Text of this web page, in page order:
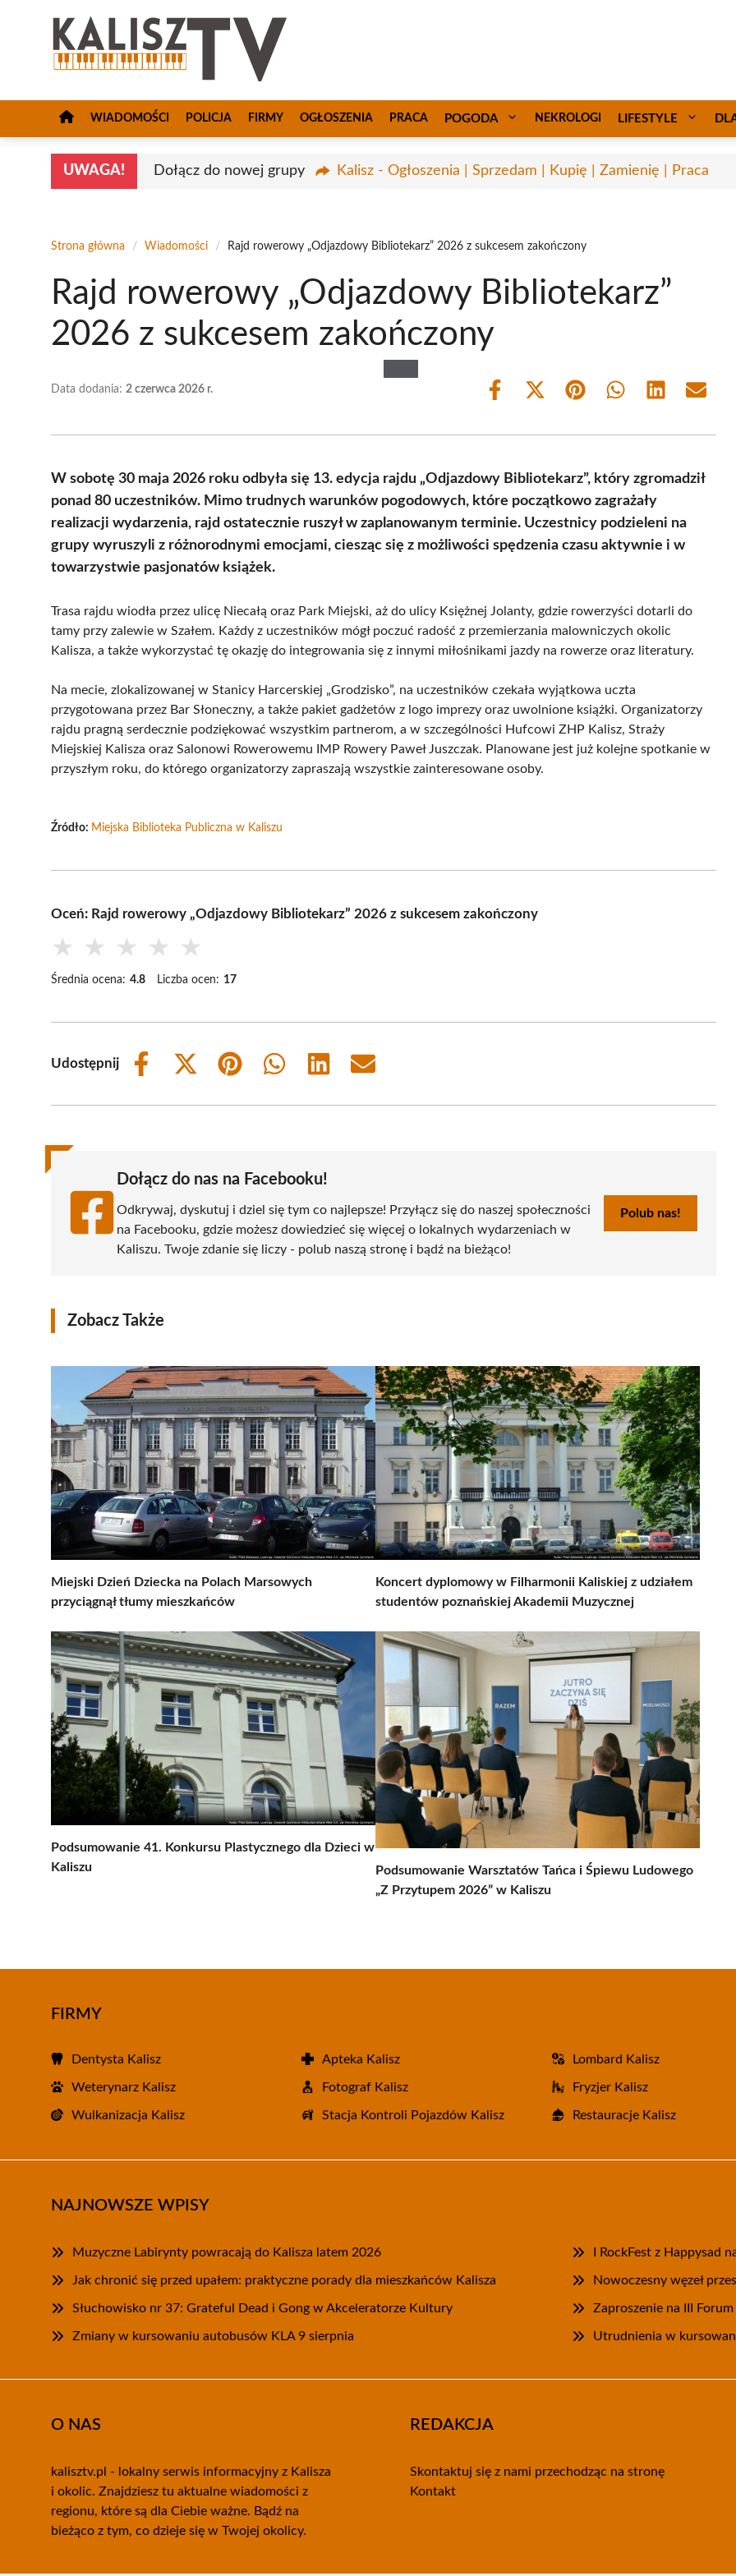
WIADOMOŚCI POLICJA FIRMY OGŁOSZENIA PRACA POGODA NEKROLOGI LIFESTYLE
UWAGA! Dołącz do nowej grupy Kalisz - Ogłoszenia | Sprzedam | Kupię | Zamienię | Praca
Strona główna / Wiadomości / Rajd rowerowy „Odjazdowy Bibliotekarz” 2026 z sukcesem zakończony
Rajd rowerowy „Odjazdowy Bibliotekarz”
2026 z sukcesem zakończony
Data dodania: 2 czerwca 2026 r.
Share
Share
(Twitter)
Share Share Share Share
W sobotę 30 maja 2026 roku odbyła się 13. edycja rajdu „Odjazdowy Bibliotekarz”, który zgromadził
ponad 80 uczestników. Mimo trudnych warunków pogodowych, które początkowo zagrażały
realizacji wydarzenia, rajd ostatecznie ruszył w zaplanowanym terminie. Uczestnicy podzieleni na
grupy wyruszyli z różnorodnymi emocjami, ciesząc się z możliwości spędzenia czasu aktywnie i w
towarzystwie pasjonatów książek.
Trasa rajdu wiodła przez ulicę Niecałą oraz Park Miejski, aż do ulicy Księżnej Jolanty, gdzie rowerzyści dotarli do
tamy przy zalewie w Szałem. Każdy z uczestników mógł poczuć radość z przemierzania malowniczych okolic
Kalisza, a także wykorzystać tę okazję do integrowania się z innymi miłośnikami jazdy na rowerze oraz literatury.
Na mecie, zlokalizowanej w Stanicy Harcerskiej „Grodzisko”, na uczestników czekała wyjątkowa uczta
przygotowana przez Bar Słoneczny, a także pakiet gadżetów z logo imprezy oraz uwolnione książki. Organizatorzy
rajdu pragną serdecznie podziękować wszystkim partnerom, a w szczególności Hufcowi ZHP Kalisz, Straży
Miejskiej Kalisza oraz Salonowi Rowerowemu IMP Rowery Paweł Juszczak. Planowane jest już kolejne spotkanie w
przyszłym roku, do którego organizatorzy zapraszają wszystkie zainteresowane osoby.
Źródło: Miejska Biblioteka Publiczna w Kaliszu
Oceń: Rajd rowerowy „Odjazdowy Bibliotekarz” 2026 z sukcesem zakończony
★ ★ ★ ★ ★
Średnia ocena: 4.8 Liczba ocen: 17
Udostępnij
Share
Share
(Twitter)
Share
Share
Share
Share
Dołącz do nas na Facebooku!
Odkrywaj, dyskutuj i dziel się tym co najlepsze! Przyłącz się do naszej społeczności
na Facebooku, gdzie możesz dowiedzieć się więcej o lokalnych wydarzeniach w
Kaliszu. Twoje zdanie się liczy - polub naszą stronę i bądź na bieżąco!
Polub nas!
Zobacz Także
Miejski Dzień Dziecka na Polach Marsowych
przyciągnął tłumy mieszkańców
Koncert dyplomowy w Filharmonii Kaliskiej z udziałem
studentów poznańskiej Akademii Muzycznej
Podsumowanie 41. Konkursu Plastycznego dla Dzieci w
Kaliszu
Podsumowanie Warsztatów Tańca i Śpiewu Ludowego
„Z Przytupem 2026” w Kaliszu
FIRMY
Dentysta Kalisz Apteka Kalisz Lombard Kalisz
Weterynarz Kalisz Fotograf Kalisz Fryzjer Kalisz
Wulkanizacja Kalisz Stacja Kontroli Pojazdów Kalisz Restauracje Kalisz
NAJNOWSZE WPISY
Muzyczne Labirynty powracają do Kalisza latem 2026 I RockFest z Happysad
Jak chronić się przed upałem: praktyczne porady dla mieszkańców Kalisza Nowoczesny węzeł
Słuchowisko nr 37: Grateful Dead i Gong w Akceleratorze Kultury Zaproszenie na III
Zmiany w kursowaniu autobusów KLA 9 sierpnia Utrudnienia w
O NAS
kalisztv.pl - lokalny serwis informacyjny z Kalisza
i okolic. Znajdziesz tu aktualne wiadomości z
regionu, które są dla Ciebie ważne. Bądź na
bieżąco z tym, co dzieje się w Twojej okolicy.
REDAKCJA
Skontaktuj się z nami przechodząc na stronę
Kontakt